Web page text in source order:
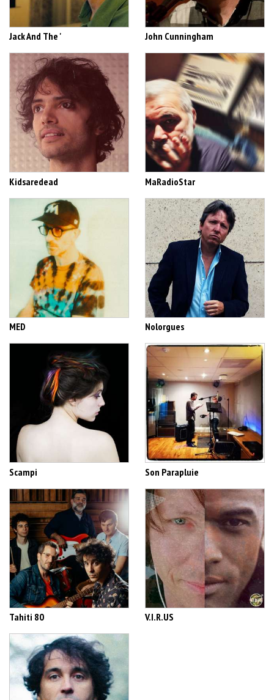
Jack And The ' John Cunningham
Kidsaredead MaRadioStar
MED Nolorgues
Scampi Son Parapluie
Tahiti 80 V.I.R.US